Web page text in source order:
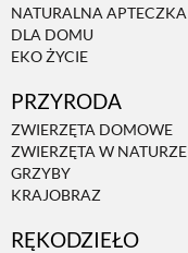
NATURALNA APTECZKA
DLA DOMU
EKO ŻYCIE
PRZYRODA
ZWIERZĘTA DOMOWE
ZWIERZĘTA W NATURZE
GRZYBY
KRAJOBRAZ
RĘKODZIEŁO